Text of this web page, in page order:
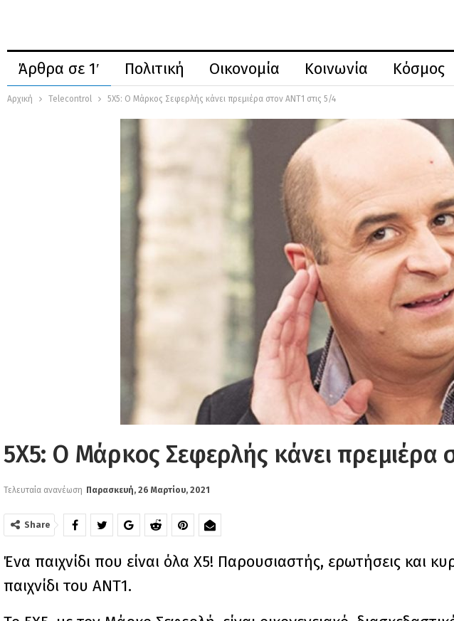
Άρθρα σε 1′ Πολιτική Οικονομία Κοινωνία Κόσμος
Αρχική Telecontrol 5Χ5: Ο Μάρκος Σεφερλής κάνει πρεμιέρα στον ΑΝΤ1 στις 5/4
5Χ5: Ο Μάρκος Σεφερλής κάνει πρεμιέρα
Τελευταία ανανέωση Παρασκευή, 26 Μαρτίου, 2021
Share
Ένα παιχνίδι που είναι όλα X5! Παρουσιαστής, ερωτήσεις και
παιχνίδι του ANT1.